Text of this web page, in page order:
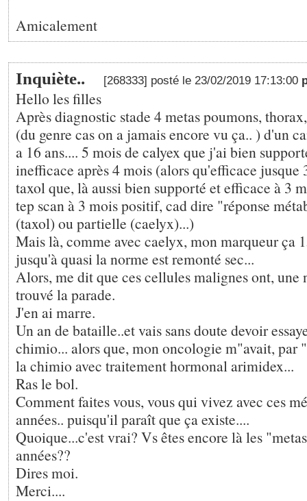
Amicalement
Inquiète.. [268333] posté le 23/02/2019 17:13:00
Hello les filles
Après diagnostic stade 4 metas poumons,
(du genre cas on a jamais encore vu ça.. ) d'un
a 16 ans.... 5 mois de calyex que j'ai bien
inefficace après 4 mois (alors qu'efficace jusque
taxol que, là aussi bien supporté et efficace à 3
tep scan à 3 mois positif, cad dire "réponse
(taxol) ou partielle (caelyx)...)
Mais là, comme avec caelyx, mon marqueur ça
jusqu'à quasi la norme est remonté sec...
Alors, me dit que ces cellules malignes ont, une
trouvé la parade.
J'en ai marre.
Un an de bataille..et vais sans doute devoir
chimio... alors que, mon oncologie m"avait, par
la chimio avec traitement hormonal arimidex...
Ras le bol.
Comment faites vous, vous qui vivez avec ces
années.. puisqu'il paraît que ça existe....
Quoique...c'est vrai? Vs êtes encore là les
années??
Dires moi.
Merci....